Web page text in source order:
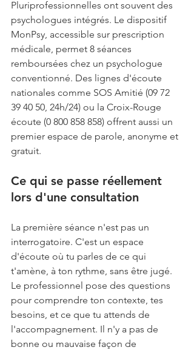
Pluriprofessionnelles ont souvent des
psychologues intégrés. Le dispositif
MonPsy, accessible sur prescription
médicale, permet 8 séances
remboursées chez un psychologue
conventionné. Des lignes d'écoute
nationales comme SOS Amitié (09 72
39 40 50, 24h/24) ou la Croix-Rouge
écoute (0 800 858 858) offrent aussi un
premier espace de parole, anonyme et
gratuit.
Ce qui se passe réellement
lors d'une consultation
La première séance n'est pas un
interrogatoire. C'est un espace
d'écoute où tu parles de ce qui
t'amène, à ton rythme, sans être jugé.
Le professionnel pose des questions
pour comprendre ton contexte, tes
besoins, et ce que tu attends de
l'accompagnement. Il n'y a pas de
bonne ou mauvaise façon de